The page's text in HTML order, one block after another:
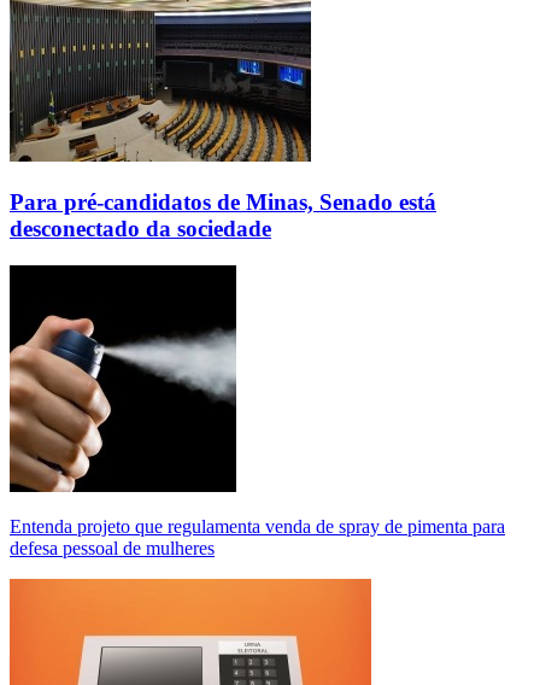
Para pré-candidatos de Minas, Senado está
desconectado da sociedade
Entenda projeto que regulamenta venda de spray de pimenta para
defesa pessoal de mulheres